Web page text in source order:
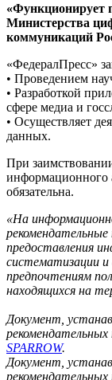
«Функционирует
Министерства
коммуникаций
«ФедералПресс»
• Проведением
• Разработкой
сфере медиа и
• Осуществляет
данных.
При
информационного
обязательна.
«На
предоставления
систематизации и
предпочтениям
находящихся на
Документ,
SPARROW.
Документ,